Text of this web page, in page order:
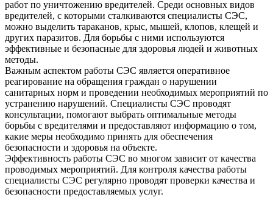
работ по уничтожению вредителей. Среди основных видов
вредителей, с которыми сталкиваются специалисты СЭС,
можно выделить тараканов, крыс, мышей, клопов, клещей и
других паразитов. Для борьбы с ними используются
эффективные и безопасные для здоровья людей и животных
методы.
Важным аспектом работы СЭС является оперативное
реагирование на обращения граждан о нарушении
санитарных норм и проведении необходимых мероприятий по
устранению нарушений. Специалисты СЭС проводят
консультации, помогают выбрать оптимальные методы
борьбы с вредителями и предоставляют информацию о том,
какие меры необходимо принять для обеспечения
безопасности и здоровья на объекте.
Эффективность работы СЭС во многом зависит от качества
проводимых мероприятий. Для контроля качества работы
специалисты СЭС регулярно проводят проверки качества и
безопасности предоставляемых услуг.